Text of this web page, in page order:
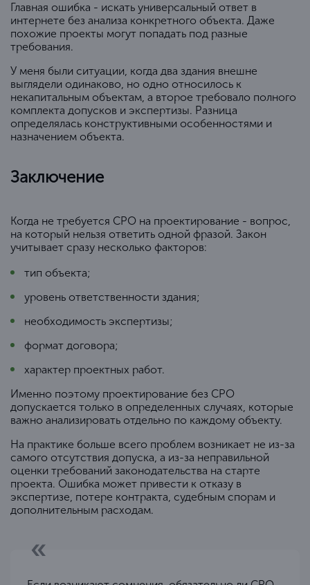
Главная ошибка - искать универсальный ответ в
интернете без анализа конкретного объекта. Даже
похожие проекты могут попадать под разные
требования.
У меня были ситуации, когда два здания внешне
выглядели одинаково, но одно относилось к
некапитальным объектам, а второе требовало полного
комплекта допусков и экспертизы. Разница
определялась конструктивными особенностями и
назначением объекта.
Заключение
Когда не требуется СРО на проектирование - вопрос,
на который нельзя ответить одной фразой. Закон
учитывает сразу несколько факторов:
тип объекта;
уровень ответственности здания;
необходимость экспертизы;
формат договора;
характер проектных работ.
Именно поэтому проектирование без СРО
допускается только в определенных случаях, которые
важно анализировать отдельно по каждому объекту.
На практике больше всего проблем возникает не из-за
самого отсутствия допуска, а из-за неправильной
оценки требований законодательства на старте
проекта. Ошибка может привести к отказу в
экспертизе, потере контракта, судебным спорам и
дополнительным расходам.